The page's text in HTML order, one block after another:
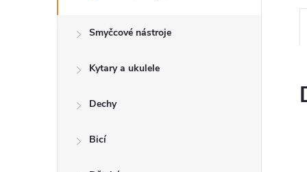
Smyčcové nástroje
Kytary a ukulele
Dechy
Bicí